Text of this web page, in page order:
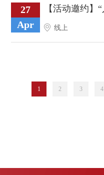
27
Apr
线上
1 2 3 4